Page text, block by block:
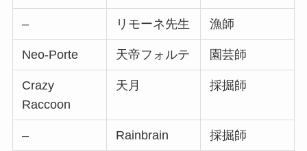
– リモーネ先生 漁師
Neo-Porte 天帝フォルテ 園芸師
Crazy
Raccoon
天月 採掘師
– Rainbrain 採掘師